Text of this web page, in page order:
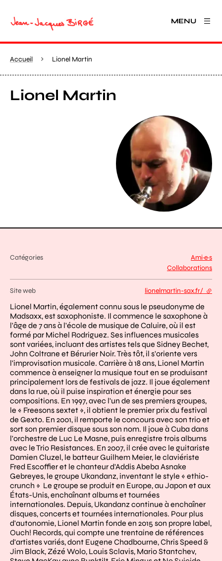
MENU
Accueil Lionel Martin
Lionel Martin
Agrandir
Catégories
Ami·e·s
Collaborations
Site web lionelmartin-sax.fr/ -
Lionel Martin, également connu sous le pseudonyme de
Madsaxx, est saxophoniste. Il commence le saxophone à
l'âge de 7 ans à l'école de musique de Caluire, où il est
formé par Michel Rodriguez. Ses influences musicales
sont variées, incluant des artistes tels que Sidney Bechet,
John Coltrane et Bérurier Noir. Très tôt, il s'oriente vers
l'improvisation musicale. Carrière à 18 ans, Lionel Martin
commence à enseigner la musique tout en se produisant
principalement lors de festivals de jazz. Il joue également
dans la rue, où il puise inspiration et énergie pour ses
compositions. En 1997, avec l'un de ses premiers groupes,
le « Freesons sextet », il obtient le premier prix du festival
de Gexto. En 2001, il remporte le concours avec son trio et
sort son premier disque sous son nom. Il joue à Cuba dans
l'orchestre de Luc Le Masne, puis enregistre trois albums
avec le Trio Resistances. En 2007, il crée avec le guitariste
Damien Cluzel, le batteur Guilhem Meier, le claviériste
Fred Escoffier et le chanteur d'Addis Abeba Asnake
Gebreyes, le groupe Ukandanz, inventant le style « ethio-
crunch » Le groupe se produit en Europe, au Japon et aux
États-Unis, enchaînant albums et tournées
internationales. Depuis, Ukandanz continue à enchaîner
disques, concerts et tournées internationales. Pour plus
d'autonomie, Lionel Martin fonde en 2015 son propre label,
Ouch! Records, qui compte une trentaine de références
d'artistes variés, dont Eugene Chadbourne, Chris Speed &
Jim Black, Zézé Wolo, Louis Sclavis, Mario Stantchev,